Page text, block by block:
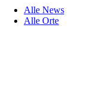
Alle News
Alle Orte